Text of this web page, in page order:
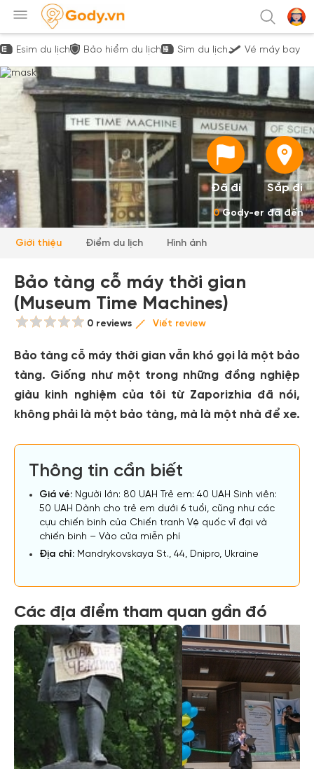
Esim du lịch Bảo hiểm du lịch Sim du lịch Vé máy bay
Đã đi Sắp đi
0Gody-er đã đến
Giới thiệu Điểm du lịch Hình ảnh
Bảo tàng cỗ máy thời gian
(Museum Time Machines)
0 reviews Viết review
Bảo tàng cỗ máy thời gian vẫn khó gọi là một bảo
tàng. Giống như một trong những đồng nghiệp
giàu kinh nghiệm của tôi từ Zaporizhia đã nói,
không phải là một bảo tàng, mà là một nhà để xe.
Thông tin cần biết
Giá vé: Người lớn: 80 UAH Trẻ em: 40 UAH Sinh viên:
50 UAH Dành cho trẻ em dưới 6 tuổi, cũng như các
cựu chiến binh của Chiến tranh Vệ quốc vĩ đại và
chiến binh – Vào cửa miễn phí
Địa chỉ: Mandrykovskaya St., 44, Dnipro, Ukraine
Các địa điểm tham quan gần đó